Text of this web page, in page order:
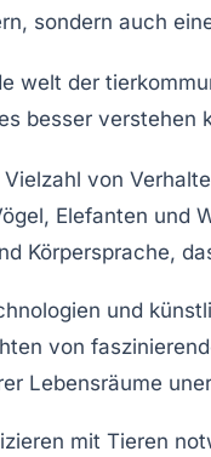
sondern auch
von
Elefanten und
Körpersprache,
und
von
Lebensräume
mit Tieren